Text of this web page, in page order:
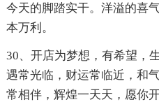
今天的脚踏实干。洋溢的喜
本万利。
30、开店为梦想，有希望，
遇常光临，财运常临近，和
常相伴，辉煌一天天，愿你